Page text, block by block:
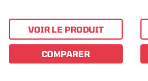
VOIR LE PRODUIT
COMPARER